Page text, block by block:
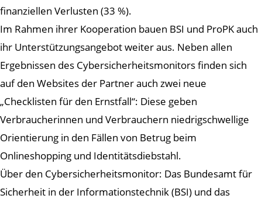
finanziellen Verlusten (33 %).
Im Rahmen ihrer Kooperation bauen BSI und ProPK auch
ihr Unterstützungsangebot weiter aus. Neben allen
Ergebnissen des Cybersicherheitsmonitors finden sich
auf den Websites der Partner auch zwei neue
„Checklisten für den Ernstfall“: Diese geben
Verbraucherinnen und Verbrauchern niedrigschwellige
Orientierung in den Fällen von Betrug beim
Onlineshopping und Identitätsdiebstahl.
Über den Cybersicherheitsmonitor: Das Bundesamt für
Sicherheit in der Informationstechnik (BSI) und das